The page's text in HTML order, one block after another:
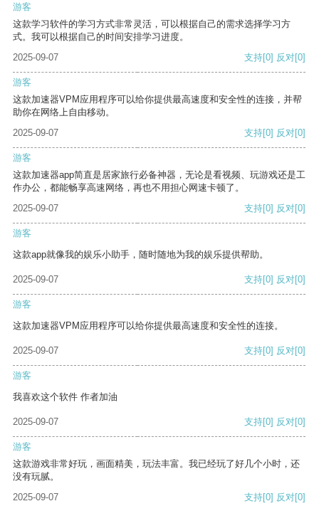
游客
这款学习软件的学习方式非常灵活，可以根据自己的需求选择学习方
式。我可以根据自己的时间安排学习进度。
2025-09-07
支持[0] 反对[0]
游客
这款加速器VPM应用程序可以给你提供最高速度和安全性的连接，并帮
助你在网络上自由移动。
2025-09-07
支持[0] 反对[0]
游客
这款加速器app简直是居家旅行必备神器，无论是看视频、玩游戏还是工
作办公，都能畅享高速网络，再也不用担心网速卡顿了。
2025-09-07
支持[0] 反对[0]
游客
这款app就像我的娱乐小助手，随时随地为我的娱乐提供帮助。
2025-09-07 支持[0] 反对[0]
游客
这款加速器VPM应用程序可以给你提供最高速度和安全性的连接。
2025-09-07 支持[0] 反对[0]
游客
我喜欢这个软件 作者加油
2025-09-07 支持[0] 反对[0]
游客
这款游戏非常好玩，画面精美，玩法丰富。我已经玩了好几个小时，还
没有玩腻。
2025-09-07
支持[0] 反对[0]